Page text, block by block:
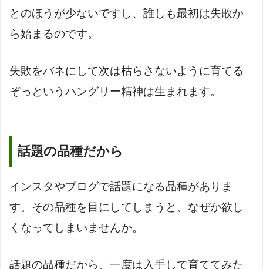
とのほうが少ないですし、誰しも最初は失敗か
ら始まるのです。
失敗をバネにして次は枯らさないように育てる
ぞっというハングリー精神は生まれます。
話題の品種だから
インスタやブログで話題になる品種がありま
す。その品種を目にしてしまうと、なぜか欲し
くなってしまいませんか。
話題の品種だから、一度は入手して育ててみた